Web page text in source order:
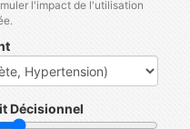
l'impact de l'utilisation
Décisionnel